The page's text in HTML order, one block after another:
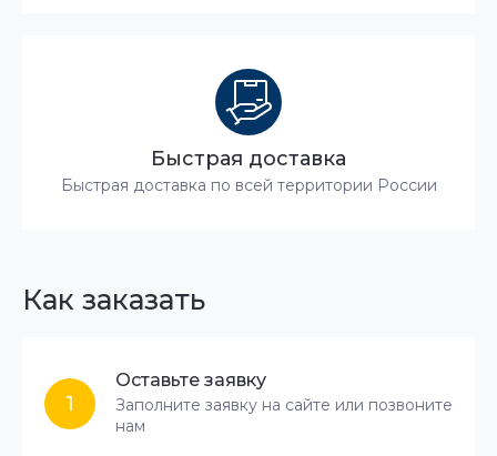
Быстрая доставка
Быстрая доставка по всей территории России
Как заказать
1
Оставьте заявку
Заполните заявку на сайте или позвоните
нам